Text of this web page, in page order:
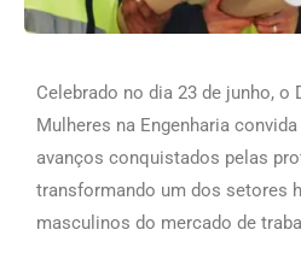
Celebrado no dia 23 de junho, o
Mulheres na Engenharia
avanços conquistados pelas
transformando um dos setores
masculinos do mercado de